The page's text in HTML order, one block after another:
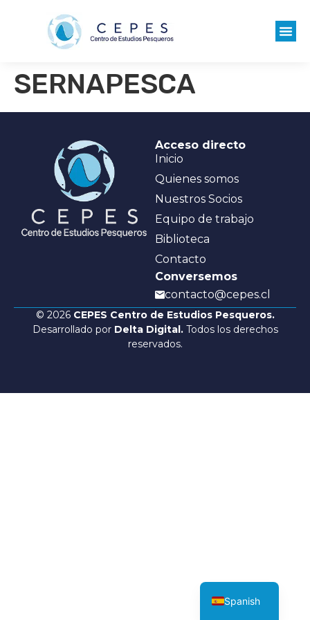
SERNAPESCA
Acceso directo
Inicio
Quienes somos
Nuestros Socios
Equipo de trabajo
Biblioteca
Contacto
Conversemos
contacto@cepes.cl
© 2026 CEPES Centro de Estudios Pesqueros.
Desarrollado por Delta Digital.Todos los derechos
reservados.
Spanish